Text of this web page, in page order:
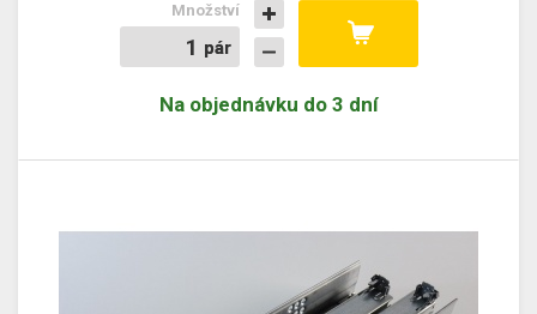
pár
pár
Množství
Na objednávku do 3 dní